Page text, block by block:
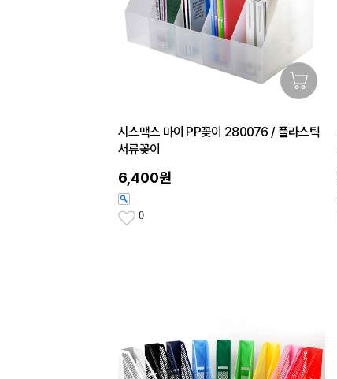
시스맥스 마이 PP꽂이 280076 / 플라스틱
서류꽂이
6,400원
0